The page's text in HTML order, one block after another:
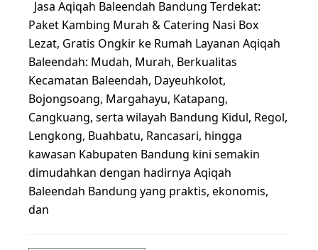
Jasa Aqiqah Baleendah Bandung Terdekat:
Paket Kambing Murah & Catering Nasi Box
Lezat, Gratis Ongkir ke Rumah Layanan Aqiqah
Baleendah: Mudah, Murah, Berkualitas
Kecamatan Baleendah, Dayeuhkolot,
Bojongsoang, Margahayu, Katapang,
Cangkuang, serta wilayah Bandung Kidul, Regol,
Lengkong, Buahbatu, Rancasari, hingga
kawasan Kabupaten Bandung kini semakin
dimudahkan dengan hadirnya Aqiqah
Baleendah Bandung yang praktis, ekonomis,
dan